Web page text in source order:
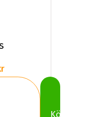
Köp